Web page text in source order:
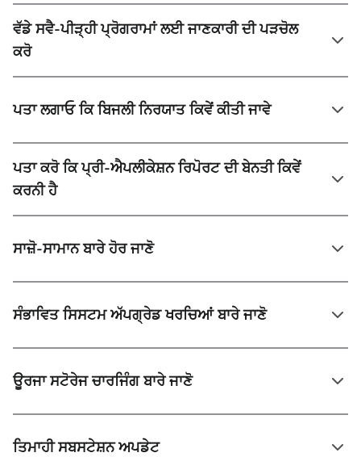
ਵੱਡੇ ਸਵੈ-ਪੀੜ੍ਹੀ ਪ੍ਰੋਗਰਾਮਾਂ ਲਈ ਜਾਣਕਾਰੀ ਦੀ ਪੜਚੋਲ
ਕਰੋ
ਪਤਾ ਲਗਾਓ ਕਿ ਬਿਜਲੀ ਨਿਰਯਾਤ ਕਿਵੇਂ ਕੀਤੀ ਜਾਵੇ
ਪਤਾ ਕਰੋ ਕਿ ਪ੍ਰੀ-ਐਪਲੀਕੇਸ਼ਨ ਰਿਪੋਰਟ ਦੀ ਬੇਨਤੀ ਕਿਵੇਂ
ਕਰਨੀ ਹੈ
ਸਾਜ਼ੋ-ਸਾਮਾਨ ਬਾਰੇ ਹੋਰ ਜਾਣੋ
ਸੰਭਾਵਿਤ ਸਿਸਟਮ ਅੱਪਗ੍ਰੇਡ ਖਰਚਿਆਂ ਬਾਰੇ ਜਾਣੋ
ਊਰਜਾ ਸਟੋਰੇਜ ਚਾਰਜਿੰਗ ਬਾਰੇ ਜਾਣੋ
ਤਿਮਾਹੀ ਸਬਸਟੇਸ਼ਨ ਅਪਡੇਟ